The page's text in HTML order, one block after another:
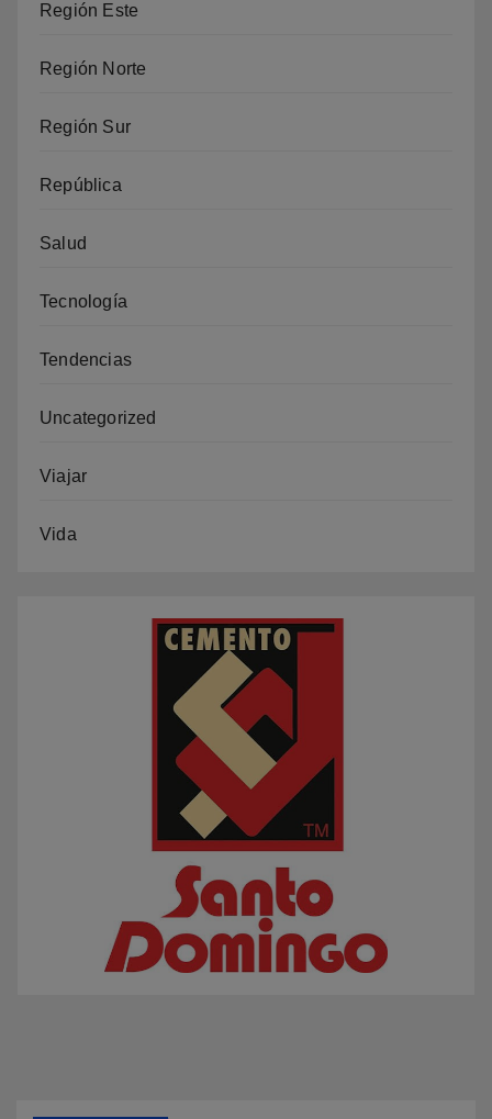
Región Este
Región Norte
Región Sur
República
Salud
Tecnología
Tendencias
Uncategorized
Viajar
Vida